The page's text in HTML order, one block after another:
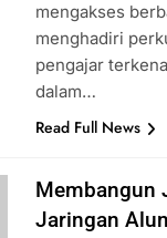
mengakses
menghadiri
pengajar
dalam…
Read Full News
Membangun
Jaringan